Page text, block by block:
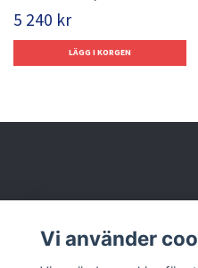
5 240 kr
Vi använder